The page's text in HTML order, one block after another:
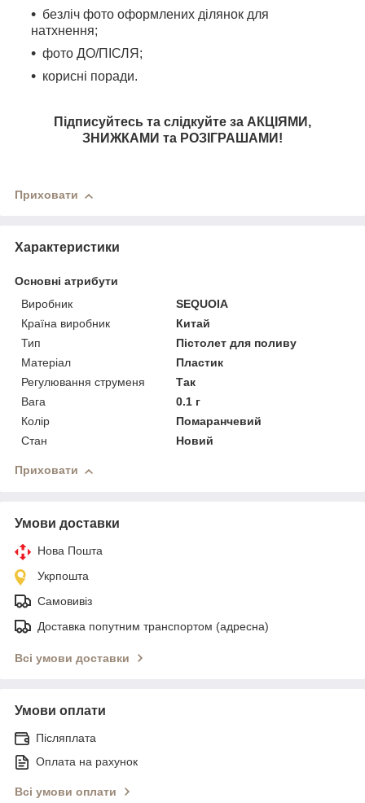
безліч фото оформлених ділянок для
натхнення;
фото ДО/ПІСЛЯ;
корисні поради.
Підписуйтесь та слідкуйте за АКЦІЯМИ,
ЗНИЖКАМИ та РОЗІГРАШАМИ!
Приховати
Характеристики
Основні атрибути
Виробник
SEQUOIA
Країна виробник
Китай
Тип
Пістолет для поливу
Матеріал
Пластик
Регулювання струменя
Так
Вага
0.1 г
Колір
Помаранчевий
Стан
Новий
Приховати
Умови доставки
Нова Пошта
Укрпошта
Самовивіз
Доставка попутним транспортом (адресна)
Всі умови доставки
Умови оплати
Післяплата
Оплата на рахунок
Всі умови оплати